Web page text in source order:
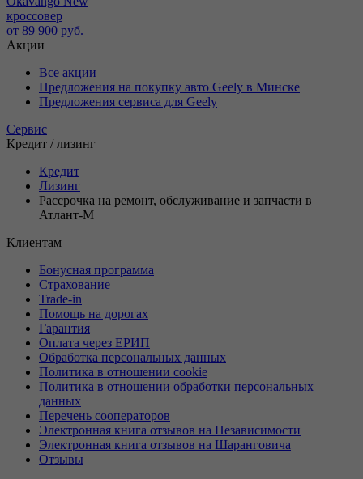
кроссовер
от 89 900 руб.
Акции
Все акции
Предложения на покупку авто Geely в Минске
Предложения сервиса для Geely
Сервис
Кредит / лизинг
Кредит
Лизинг
Рассрочка на ремонт, обслуживание и запчасти в
Атлант-М
Клиентам
Бонусная программа
Страхование
Trade-in
Помощь на дорогах
Гарантия
Оплата через ЕРИП
Обработка персональных данных
Политика в отношении cookie
Политика в отношении обработки персональных
данных
Перечень сооператоров
Электронная книга отзывов на Независимости
Электронная книга отзывов на Шаранговича
Отзывы